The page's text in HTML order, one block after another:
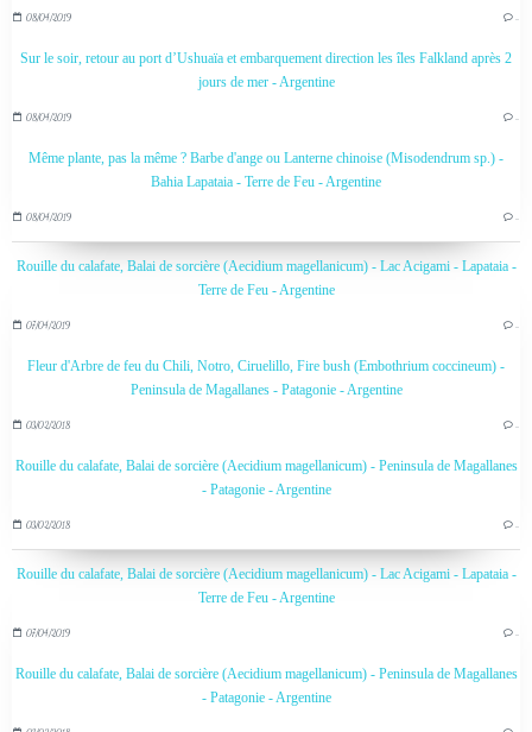
08/04/2019 …
Sur le soir, retour au port d’Ushuaïa et embarquement direction les îles Falkland après 2
jours de mer - Argentine
08/04/2019 …
Même plante, pas la même ? Barbe d'ange ou Lanterne chinoise (Misodendrum sp.) -
Bahia Lapataia - Terre de Feu - Argentine
08/04/2019 …
Rouille du calafate, Balai de sorcière (Aecidium magellanicum) - Lac Acigami - Lapataia -
Terre de Feu - Argentine
07/04/2019 …
Fleur d'Arbre de feu du Chili, Notro, Ciruelillo, Fire bush (Embothrium coccineum) -
Peninsula de Magallanes - Patagonie - Argentine
03/02/2018 …
Rouille du calafate, Balai de sorcière (Aecidium magellanicum) - Peninsula de Magallanes
- Patagonie - Argentine
03/02/2018 …
Rouille du calafate, Balai de sorcière (Aecidium magellanicum) - Lac Acigami - Lapataia -
Terre de Feu - Argentine
07/04/2019 …
Rouille du calafate, Balai de sorcière (Aecidium magellanicum) - Peninsula de Magallanes
- Patagonie - Argentine